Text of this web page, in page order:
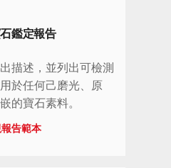
鑑定報告
描述，並列出可檢測
於任何己磨光、原
的寶石素料。
告範本